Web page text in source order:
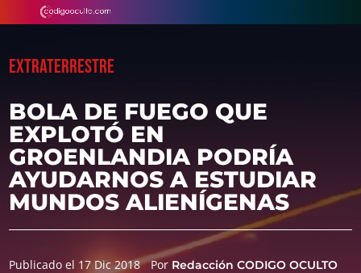
EXTRATERRESTRE
BOLA DE FUEGO QUE
EXPLOTÓ EN
GROENLANDIA PODRÍA
AYUDARNOS A ESTUDIAR
MUNDOS ALIENÍGENAS
Publicado el 17 Dic 2018 Por Redacción CODIGO OCULTO